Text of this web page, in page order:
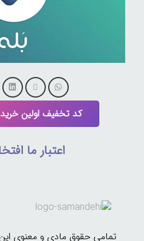
کد تخفیف اولین
اعتبار ما
تمامی حقوق مادی و معنوی